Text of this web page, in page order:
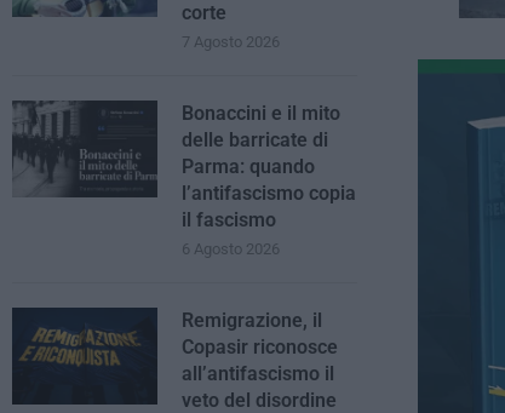
corte
7 Agosto 2026
Bonaccini e il mito
delle barricate di
Parma: quando
l’antifascismo copia
il fascismo
6 Agosto 2026
Remigrazione, il
Copasir riconosce
all’antifascismo il
veto del disordine